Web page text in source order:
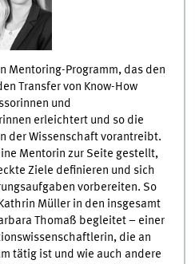
Mentoring-Programm, das den
Transfer von Know-How
und
erleichtert und so die
der Wissenschaft vorantreibt.
Mentorin zur Seite gestellt,
Ziele definieren und sich
vorbereiten. So
Müller in den insgesamt
Thomaß begleitet – einer
die an
tätig ist und wie auch andere